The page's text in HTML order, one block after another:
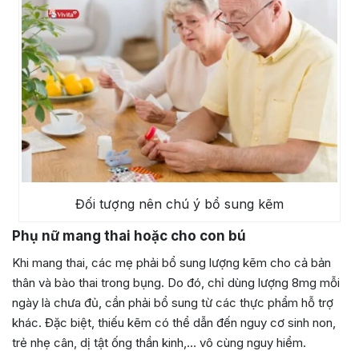
Đối tượng nên chú ý bổ sung kẽm
Phụ nữ mang thai hoặc cho con bú
Khi mang thai, các mẹ phải bổ sung lượng kẽm cho cả bản
thân và bào thai trong bụng. Do đó, chỉ dùng lượng 8mg mỗi
ngày là chưa đủ, cần phải bổ sung từ các thực phẩm hỗ trợ
khác. Đặc biệt, thiếu kẽm có thể dẫn đến nguy cơ sinh non,
trẻ nhẹ cân, dị tật ống thần kinh,… vô cùng nguy hiểm.